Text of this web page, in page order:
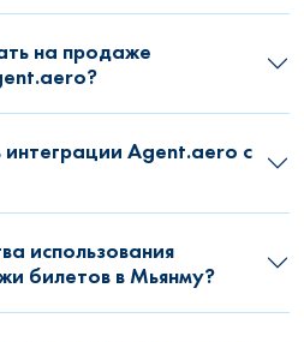
на продаже
интеграции Agent.aero с
использования
билетов в Мьянму?